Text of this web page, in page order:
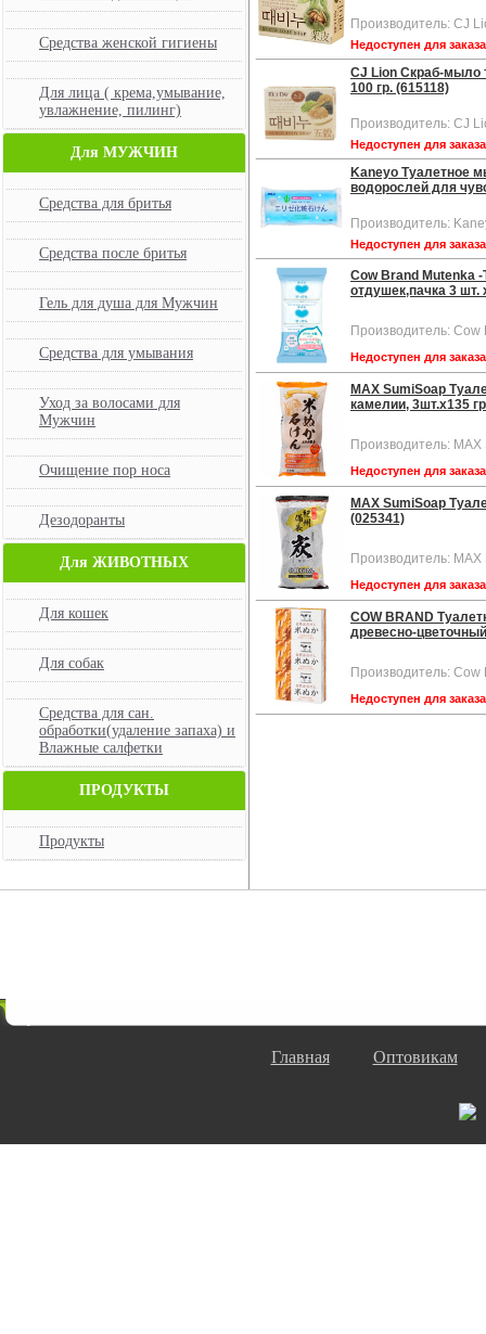
Средства женской гигиены
Для лица ( крема,умывание,
увлажнение, пилинг)
Для МУЖЧИН
Средства для бритья
Средства после бритья
Гель для душа для Мужчин
Средства для умывания
Уход за волосами для
Мужчин
Очищение пор носа
Дезодоранты
Для ЖИВОТНЫХ
Для кошек
Для собак
Средства для сан.
обработки(удаление запаха) и
Влажные салфетки
ПРОДУКТЫ
Продукты
Производитель: CJ
Недоступен для
CJ Lion Скраб-мыло
100 гр. (615118)
Производитель: CJ
Недоступен для
Kaneyo Туалетное
водорослей для
Производитель:
Недоступен для
Cow Brand Mutenka
отдушек,пачка 3 шт.
Производитель:
Недоступен для
MAX SumiSoap
камелии, 3шт.х135
Производитель:
Недоступен для
MAX SumiSoap
(025341)
Производитель:
Недоступен для
COW BRAND
древесно-
Производитель:
Недоступен для
Главная Оптовикам